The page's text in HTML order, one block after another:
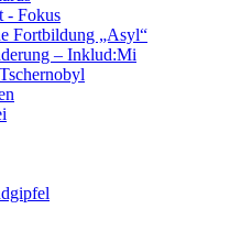
- Fokus
Fortbildung „Asyl“
– Inklud:Mi